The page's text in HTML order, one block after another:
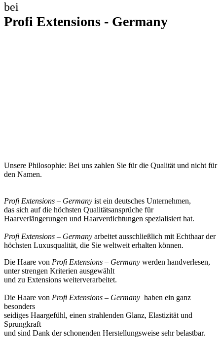
bei
Profi Extensions - Germany
Unsere Philosophie: Bei uns zahlen Sie für die Qualität und nicht für
den Namen.
Profi Extensions – Germany ist ein deutsches Unternehmen,
das sich auf die höchsten Qualitätsansprüche für
Haarverlängerungen und Haarverdichtungen spezialisiert hat.
Profi Extensions – Germany arbeitet ausschließlich mit Echthaar der
höchsten Luxusqualität, die Sie weltweit erhalten können.
Die Haare von Profi Extensions – Germany werden handverlesen,
unter strengen Kriterien ausgewählt
und zu Extensions weiterverarbeitet.
Die Haare von Profi Extensions – Germany haben ein ganz
besonders
seidiges Haargefühl, einen strahlenden Glanz, Elastizität und
Sprungkraft
und sind Dank der schonenden Herstellungsweise sehr belastbar.